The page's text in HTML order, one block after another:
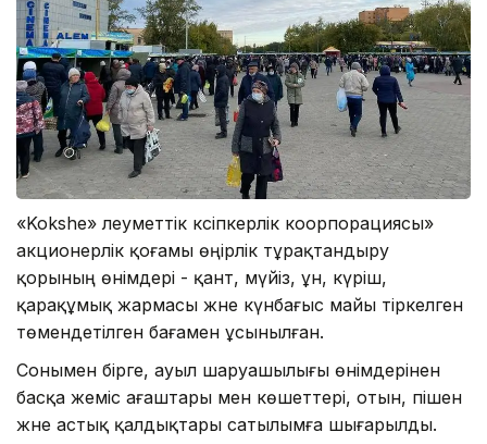
«Kokshe» әлеуметтік кәсіпкерлік коорпорациясы»
акционерлік қоғамы өңірлік тұрақтандыру
қорының өнімдері - қант, мүйіз, ұн, күріш,
қарақұмық жармасы және күнбағыс майы тіркелген
төмендетілген бағамен ұсынылған.
Сонымен бірге, ауыл шаруашылығы өнімдерінен
басқа жеміс ағаштары мен көшеттері, отын, пішен
және астық қалдықтары сатылымға шығарылды.